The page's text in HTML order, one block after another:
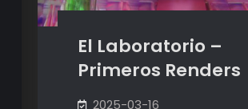
El Laboratorio –
Primeros Renders
2025-03-16